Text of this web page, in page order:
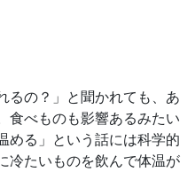
るの？」と聞かれても、あ
食べものも影響あるみたい
める」という話には科学的
冷たいものを飲んで体温が